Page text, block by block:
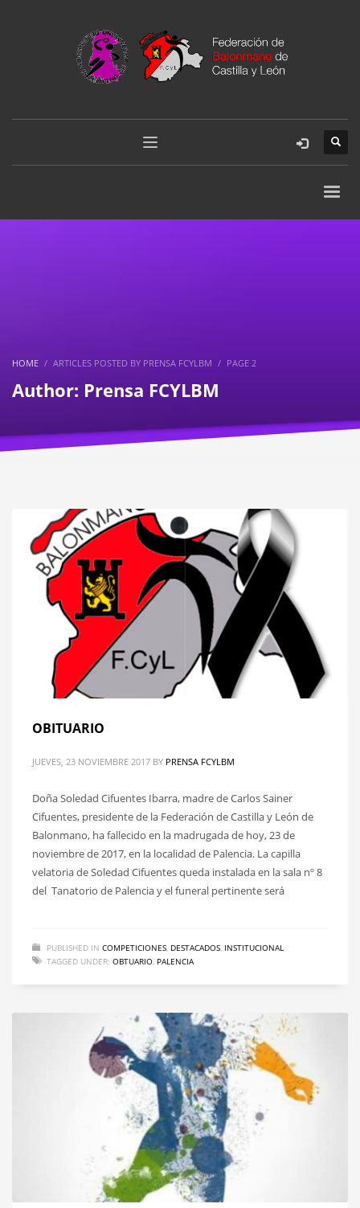
HOME ARTICLES POSTED BY PRENSA FCYLBM PAGE 2
Author: Prensa FCYLBM
OBITUARIO
JUEVES, 23 NOVIEMBRE 2017 BY PRENSA FCYLBM
Doña Soledad Cifuentes Ibarra, madre de Carlos Sainer
Cifuentes, presidente de la Federación de Castilla y León de
Balonmano, ha fallecido en la madrugada de hoy, 23 de
noviembre de 2017, en la localidad de Palencia. La capilla
velatoria de Soledad Cifuentes queda instalada en la sala nº 8
del Tanatorio de Palencia y el funeral pertinente será
PUBLISHED IN COMPETICIONES DESTACADOS INSTITUCIONAL
TAGGED UNDER: OBTUARIO PALENCIA